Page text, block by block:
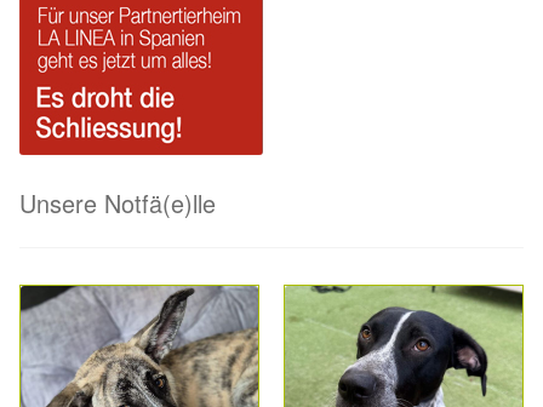
Unsere Notfä(e)lle